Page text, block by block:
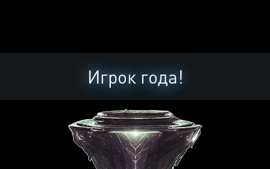
Игрок года!